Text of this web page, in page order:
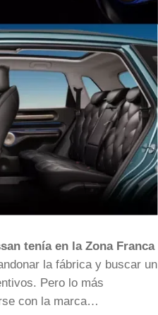
tenía en la Zona Franca
la fábrica y buscar un
Pero lo más
con la marca…